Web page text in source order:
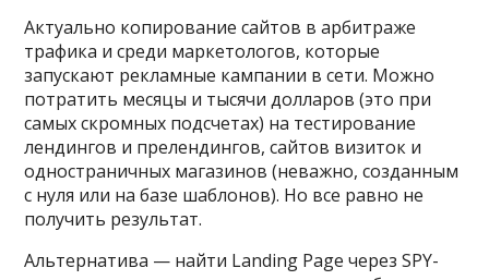
Актуально копирование сайтов в арбитраже
трафика и среди маркетологов, которые
запускают рекламные кампании в сети. Можно
потратить месяцы и тысячи долларов (это при
самых скромных подсчетах) на тестирование
лендингов и прелендингов, сайтов визиток и
одностраничных магазинов (неважно, созданным
с нуля или на базе шаблонов). Но все равно не
получить результат.
Альтернатива — найти Landing Page через SPY-